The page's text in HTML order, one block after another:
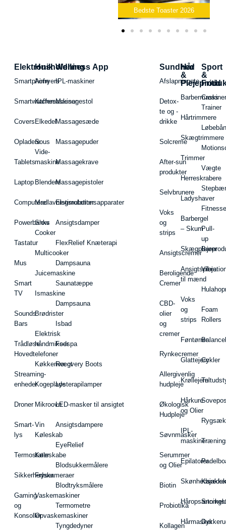
Bedste Toaster 2026
Elektronik
Smartphone
Smartwatches
Covers
Opladere
Tablets
Laptop
Computere
Powerbanks
Tastatur
Mus
Smart
TV
Sounds
Bars
Trådløse
Hovedtelefoner
Streaming-
enheder
Droner
Smart-
lys
Termostater
Sikkerhedskameraer
Gaming
og
Konsoller
Husholdning
Airfryers
Kaffemaskiner
Elkedel
Sous
Vide-
maskine
Blendere
Madlavningsrobotter
Slow
Cooker
Multicooker
Juicemaskine
Ismaskine
Brødrister
Elektrisk
håndmikser
Køkkenvægt
Kogeplade
Mikroovn
Vin
Køleskab
Køleskabe
Fryser
Vaskemaskiner
Opvaskemaskiner
Wellness App
IPL-maskiner
Massagestol
Massagesæde
Massagepuder
Massagekrave
Massagepistoler
Elstimulationsapparater
Ansigtsdamper
FlexRelief Knæterapi
Dampsauna
Saunatæppe
Dampsauna
Isbad
Fodspa
Recovery Boots
Lysterapilamper
LED-masker til ansigtet
Ansigtsdampere
EyeRelief
Blodsukkermålere
Blodtryksmålere
Termometre
Tyngdedyner
Sundhed
Afslapningste
Detox-
te og -
drikke
Solcreme
After-sun
produkter
Selvbrunere
Voks
og
strips
Ansigtscremer
Beroligende
Cremer
CBD-
olier
og
cremer
Rynkecremer
Allergivenlig
hudpleje
Økologisk
Hudpleje
Søvnmasker
Serummer
og Olier
Biotin
Probiotika
Kollagen
Hår
&
Hårtrimmere
Skægtrimmere
Trimmer
Herreskrabere
Ladyshaver
Barbergel
– Skum
Ansigtspleje
til mænd
Voks
og
strips
Føntørrer
Glattejern
Krøllejern
Hårkure
og Olier
IPL-
maskiner
Epilatorer
Hårmasker
Sport
&
Fritid
Cross
Trainer
Vægte
Pull-
up
Barer
Foam
Rollers
Cykler